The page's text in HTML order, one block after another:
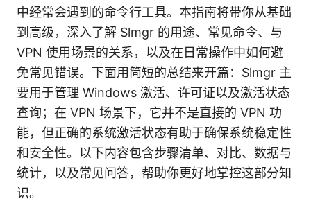
中经常会遇到的命令行工具。本指南将带你从基础
到高级，深入了解 Slmgr 的用途、常见命令、与
VPN 使用场景的关系，以及在日常操作中如何避
免常见错误。下面用简短的总结来开篇：Slmgr 主
要用于管理 Windows 激活、许可证以及激活状态
查询；在 VPN 场景下，它并不是直接的 VPN 功
能，但正确的系统激活状态有助于确保系统稳定性
和安全性。以下内容包含步骤清单、对比、数据与
统计，以及常见问答，帮助你更好地掌控这部分知
识。